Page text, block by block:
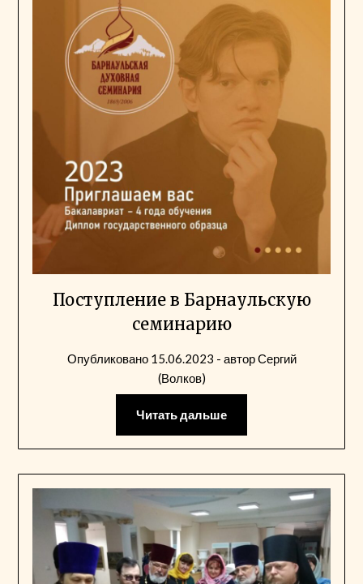
Поступление в Барнаульскую
семинарию
Опубликовано 15.06.2023 - авторСергий
(Волков)
Читать дальше